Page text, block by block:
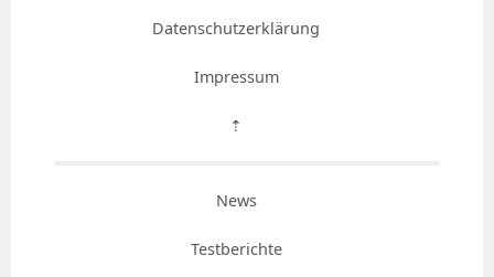
Datenschutzerklärung
Impressum
⇡
News
Testberichte